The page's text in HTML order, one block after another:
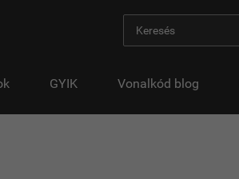
GYIK Vonalkód blog